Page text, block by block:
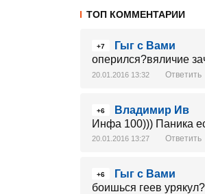
ТОП КОММЕНТАРИИ
+7
Гыг с Вами
оперился?вяличие
20.01.2016 13:32 Ответить
+6
Владимир Ив
Инфа 100))) Паника
20.01.2016 13:27 Ответить
+6
Гыг с Вами
боишься геев